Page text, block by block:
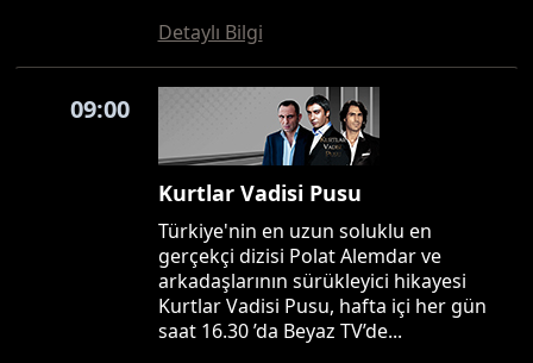
Detaylı Bilgi
09:00
Kurtlar Vadisi Pusu
Türkiye'nin en uzun soluklu en
gerçekçi dizisi Polat Alemdar ve
arkadaşlarının sürükleyici hikayesi
Kurtlar Vadisi Pusu, hafta içi her gün
saat 16.30 ’da Beyaz TV’de...